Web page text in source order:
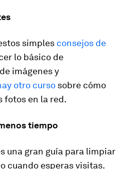
simples consejos de
lo básico de
imágenes y
otro curso sobre cómo
fotos en la red.
tiempo
una gran guía para limpiar
cuando esperas visitas.